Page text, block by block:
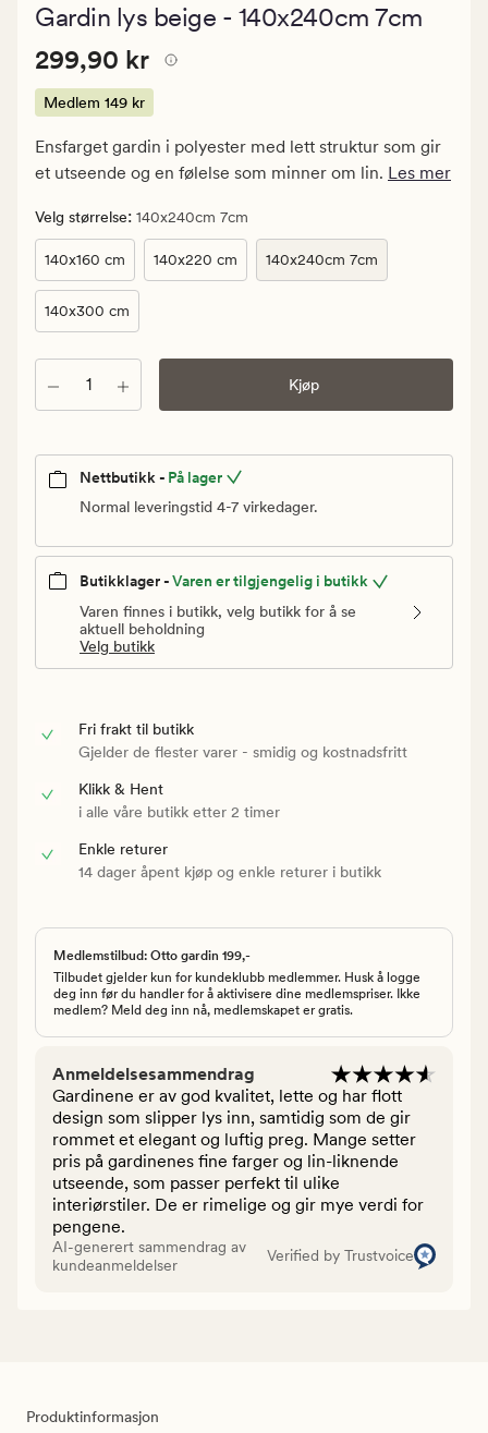
med
Gardin lys beige - 140x240cm 7cm
Pris
299,90
kr.
149
kr
Pris 299,90 kr
299,90 kr
Medlem 149 kr
Ensfarget gardin i polyester med lett struktur som gir
et utseende og en følelse som minner om lin. Les mer
Velg størrelse: 140x240cm 7cm
140x160 cm 140x220 cm 140x240cm 7cm
140x300 cm
Antall Kjøp
Nettbutikk - På lager
Normal leveringstid 4-7 virkedager.
Butikklager -Varen er tilgjengelig i butikk
Varen finnes i butikk, velg butikk for å se
aktuell beholdning
Velg butikk
Fri frakt til butikk
Gjelder de flester varer - smidig og kostnadsfritt
Klikk & Hent
i alle våre butikk etter 2 timer
Enkle returer
14 dager åpent kjøp og enkle returer i butikk
Medlemstilbud: Otto gardin 199,-
Tilbudet gjelder kun for kundeklubb medlemmer. Husk å logge
deg inn før du handler for å aktivisere dine medlemspriser. Ikke
medlem? Meld deg inn nå, medlemskapet er gratis.
Anmeldelsesammendrag
Gardinene er av god kvalitet, lette og har flott
design som slipper lys inn, samtidig som de gir
rommet et elegant og luftig preg. Mange setter
pris på gardinenes fine farger og lin-liknende
utseende, som passer perfekt til ulike
interiørstiler. De er rimelige og gir mye verdi for
pengene.
AI-generert sammendrag av
kundeanmeldelser
Verified by Trustvoice
Produktinformasjon